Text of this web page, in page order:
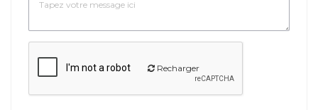
Recharger